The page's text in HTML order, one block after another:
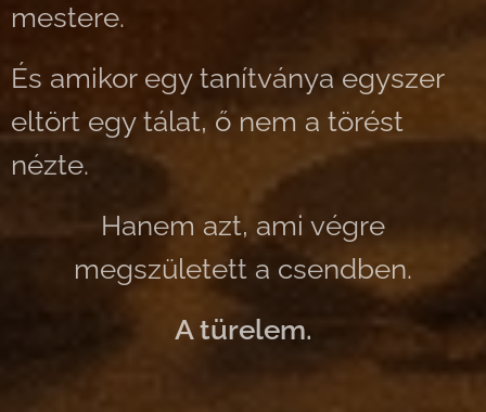
mestere.
És amikor egy tanítványa egyszer
eltört egy tálat, ő nem a törést
nézte.
Hanem azt, ami végre
megszületett a csendben.
A türelem.